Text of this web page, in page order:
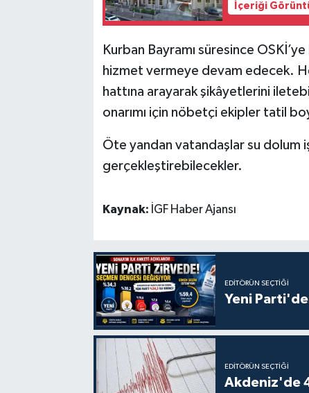
İçeriği
Kurban Bayramı süresince
hizmet vermeye devam edecek.
hattına arayarak şikâyetlerini
onarımı için nöbetçi ekipler tatil
Öte yandan vatandaşlar su dolum
gerçekleştirebilecekler.
Kaynak: İGF Haber Ajansı
EDITÖRÜN SEÇTIĞI
Yeni
EDITÖRÜN SEÇTIĞI
Akdeniz'de